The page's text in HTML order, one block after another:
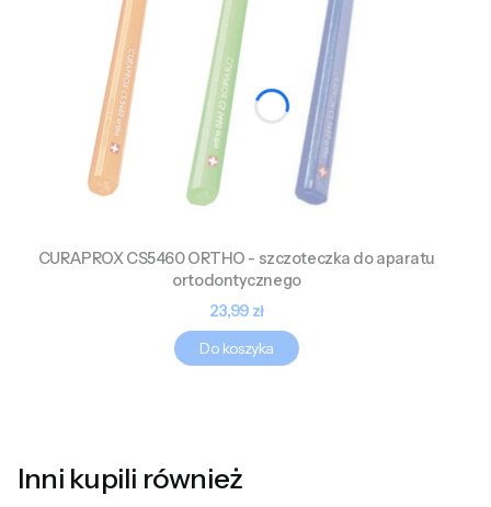
CURAPROX CS5460 ORTHO - szczoteczka do aparatu
ortodontycznego
Cena
23,99 zł
Do koszyka
Inni kupili również